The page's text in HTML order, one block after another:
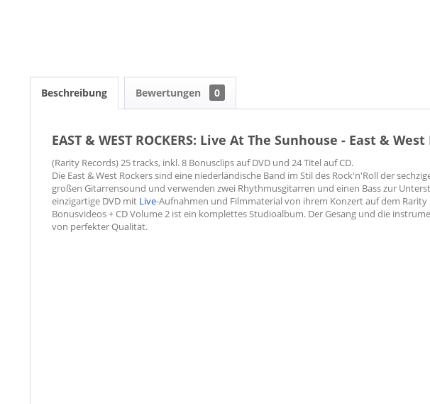
Beschreibung Bewertungen 0
EAST & WEST ROCKERS: Live At The Sunhouse - East &
(Rarity Records) 25 tracks, inkl. 8 Bonusclips auf DVD und 24 Titel auf CD.
Die East & West Rockers sind eine niederländische Band im Stil des Rock'n'Roll der
großen Gitarrensound und verwenden zwei Rhythmusgitarren und einen Bass zur
einzigartige DVD mit Live-Aufnahmen und Filmmaterial von ihrem Konzert auf dem
Bonusvideos + CD Volume 2 ist ein komplettes Studioalbum. Der Gesang und die
von perfekter Qualität.